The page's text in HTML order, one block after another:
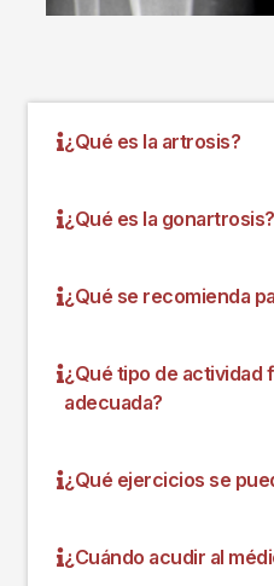
¿Qué es la artrosis?
¿Qué es la gonartrosis?
¿Qué se recomienda
¿Qué tipo de actividad
adecuada?
¿Qué ejercicios se
¿Cuándo acudir al